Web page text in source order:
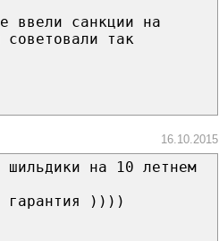
ввели санкции на
так
16.10.2015
на 10 летнем
гарантия ))))